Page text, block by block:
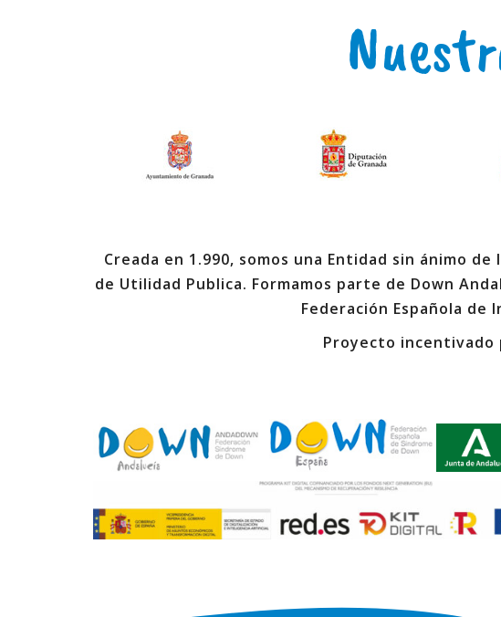
Creada en 1.990, somos una Entidad sin ánimo
de Utilidad Publica. Formamos parte de Down
Federación Española de
Proyecto incentivado